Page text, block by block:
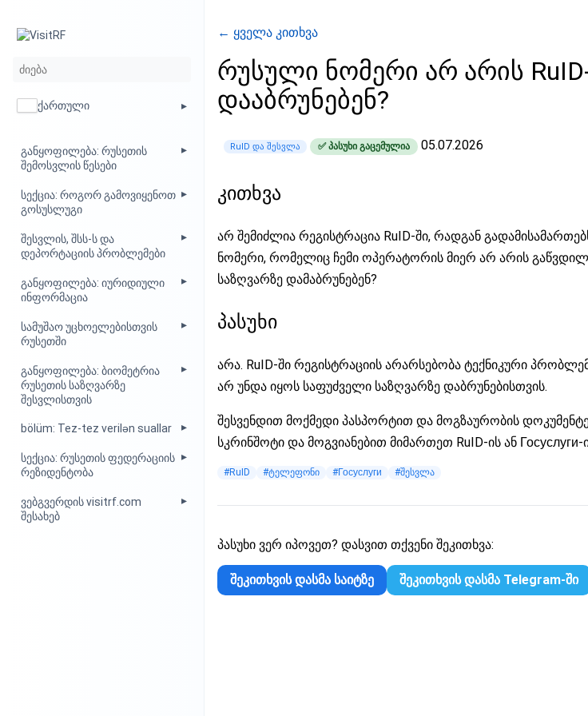
ქართული
განყოფილება: რუსეთის
შემოსვლის წესები
სექცია: როგორ გამოვიყენოთ
გოსუსლუგი
შესვლის, შსს-ს და
დეპორტაციის პრობლემები
განყოფილება: იურიდიული
ინფორმაცია
სამუშაო უცხოელებისთვის
რუსეთში
განყოფილება: ბიომეტრია
რუსეთის საზღვარზე
შესვლისთვის
bölüm: Tez-tez verilən suallar
სექცია: რუსეთის ფედერაციის
რეზიდენტობა
ვებგვერდის visitrf.com
შესახებ
← ყველა კითხვა
რუსული ნომერი არ არის
დააბრუნებენ?
RuID და შესვლა ✅ პასუხი გაცემულია 05.07.2026
კითხვა
არ შემიძლია რეგისტრაცია RuID-ში, რადგან
ნომერი, რომელიც ჩემი ოპერატორის მიერ არ არის
საზღვარზე დამაბრუნებენ?
პასუხი
არა. RuID-ში რეგისტრაციის არარსებობა ტექნიკური
არ უნდა იყოს საფუძველი საზღვარზე დაბრუნებისთვის.
შესვენდით მოქმედი პასპორტით და მოგზაურობის
სკრინშოტი და მოგვიანებით მიმართეთ RuID-ის ან
#RuID #ტელეფონი #Госуслуги #შესვლა
პასუხი ვერ იპოვეთ? დასვით თქვენი შეკითხვა:
შეკითხვის დასმა საიტზე შეკითხვის დასმა Telegram-ში